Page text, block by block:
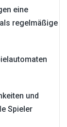
eine
regelmäßige
und
Spieler